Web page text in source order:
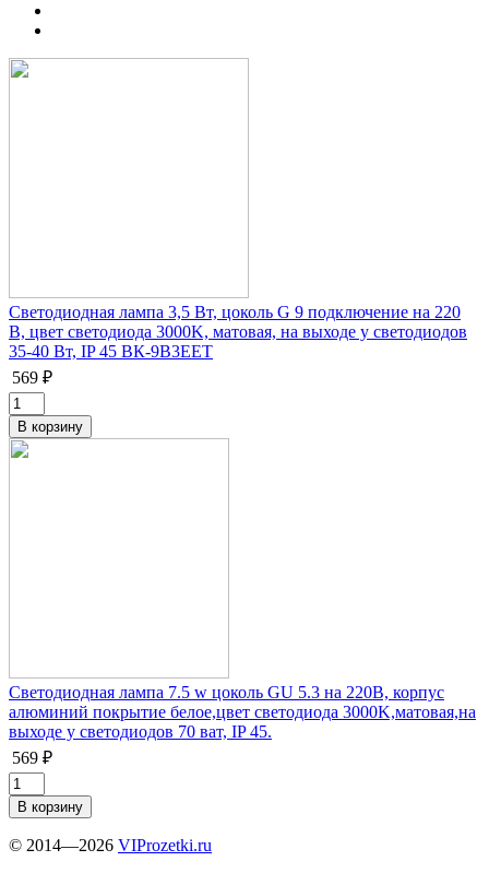
Светодиодная лампа 3,5 Вт, цоколь G 9 подключение на 220
В, цвет светодиода 3000K, матовая, на выходе у светодиодов
35-40 Вт, IP 45 ВК-9В3ЕЕТ
569 ₽
Светодиодная лампа 7.5 w цоколь GU 5.3 на 220В, корпус
алюминий покрытие белое,цвет светодиода 3000K,матовая,на
выходе у светодиодов 70 ват, IP 45.
569 ₽
© 2014—2026 VIProzetki.ru